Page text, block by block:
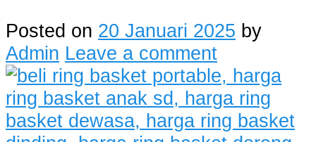
Posted on 20 Januari 2025 by
Admin Leave a comment